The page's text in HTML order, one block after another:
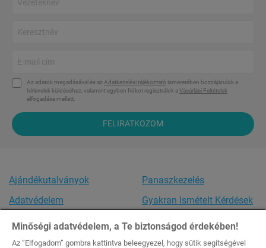
Az adatok megadásával és az Adatkezelési tájékoztató ismeretében hozzájárulok a
hírlevelek küldéséhez, valamint egyben fiókot regisztrálok aVásárlási Feltételek
elfogadása mellett.
FELIRATKOZOM
Ajándékutalványok
Adatvédelem
Vásárlási feltételek
Panaszkezelés
Gyakran Ismételt Kérdések
Akadálymentesítési
nyilatkozat
Minőségi adatvédelem, a Te biztonságod érdekében!
Az “Elfogadom” gombra kattintva beleegyezel, hogy sütik segítségével